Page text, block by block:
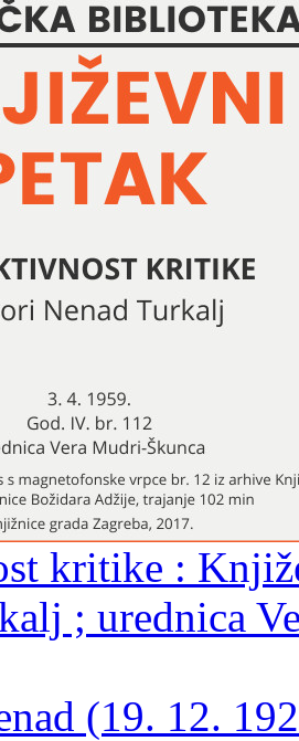
kritike :
; urednica
(19. 12.